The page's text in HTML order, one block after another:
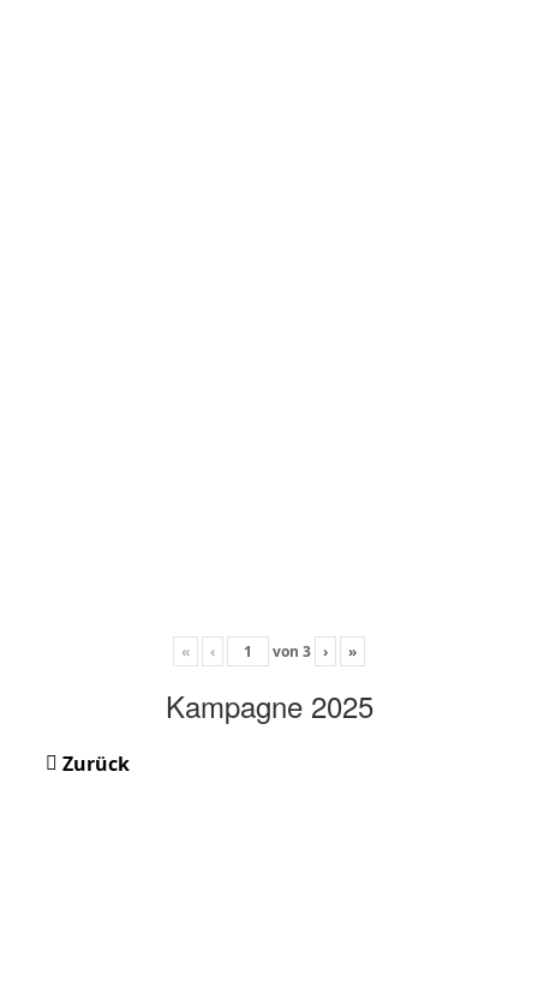
« ‹ von 3 › »
Kampagne 2025
Zurück